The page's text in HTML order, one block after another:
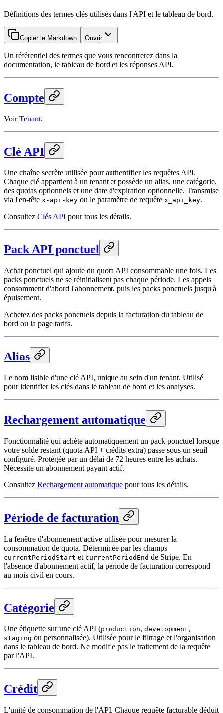
Définitions des termes clés utilisés dans l'API et le tableau de bord.
Copier le Markdown Ouvrir
Un référentiel des termes que vous rencontrerez dans la
documentation, le tableau de bord et les réponses API.
Compte
VoirTenant.
Clé API
Une chaîne secrète utilisée pour authentifier les requêtes API.
Chaque clé appartient à un tenant et possède un alias, une catégorie,
des quotas optionnels et une date d'expiration optionnelle. Transmise
via l'en-tête x-api-key ou le paramètre de requête x_api_key.
Consultez Clés API pour tous les détails.
Pack API ponctuel
Achat ponctuel qui ajoute du quota API consommable une fois. Les
packs ponctuels ne se réinitialisent pas chaque période. Les appels
consomment d'abord l'abonnement, puis les packs ponctuels jusqu'à
épuisement.
Achetez des packs ponctuels depuis la facturation du tableau de
bord ou la page tarifs.
Alias
Le nom lisible d'une clé API, unique au sein d'un tenant. Utilisé
pour identifier les clés dans le tableau de bord et les analyses.
Rechargement automatique
Fonctionnalité qui achète automatiquement un pack ponctuel lorsque
votre solde restant (quota API + crédits extra) passe sous un seuil
configuré. Protégée par un délai de 72 heures entre les achats.
Nécessite un abonnement payant actif.
Consultez Rechargement automatique pour tous les détails.
Période de facturation
La fenêtre d'abonnement active utilisée pour mesurer la
consommation de quota. Déterminée par les champs
currentPeriodStart et currentPeriodEnd de Stripe. En
l'absence d'abonnement actif, la période de facturation correspond
au mois civil en cours.
Catégorie
Une étiquette sur une clé API (production, development,
staging ou personnalisée). Utilisée pour le filtrage et l'organisation
dans le tableau de bord. Ne modifie pas le traitement de la requête
par l'API.
Crédit
L'unité de consommation de l'API. Chaque requête facturable déduit